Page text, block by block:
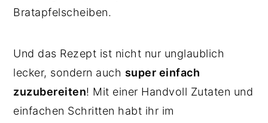
Bratapfelscheiben.
Und das Rezept ist nicht nur unglaublich
lecker, sondern auch super einfach
zuzubereiten! Mit einer Handvoll Zutaten und
einfachen Schritten habt ihr im